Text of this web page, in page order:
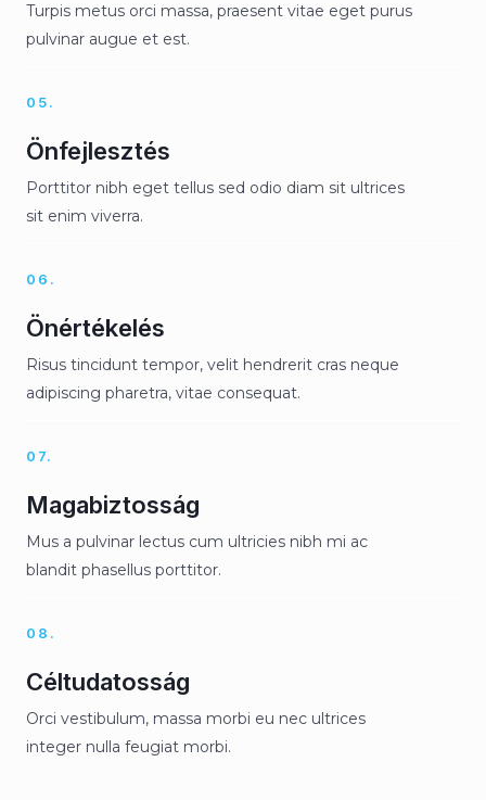
Turpis metus orci massa, praesent vitae eget purus
pulvinar augue et est.
05.
Önfejlesztés
Porttitor nibh eget tellus sed odio diam sit ultrices
sit enim viverra.
06.
Önértékelés
Risus tincidunt tempor, velit hendrerit cras neque
adipiscing pharetra, vitae consequat.
07.
Magabiztosság
Mus a pulvinar lectus cum ultricies nibh mi ac
blandit phasellus porttitor.
08.
Céltudatosság
Orci vestibulum, massa morbi eu nec ultrices
integer nulla feugiat morbi.